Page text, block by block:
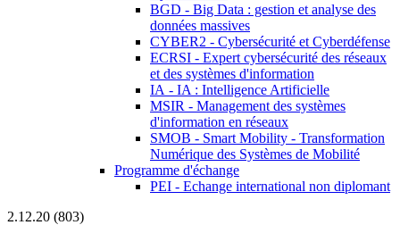
BGD - Big Data : gestion et analyse des
données massives
CYBER2 - Cybersécurité et Cyberdéfense
ECRSI - Expert cybersécurité des réseaux
et des systèmes d'information
IA - IA : Intelligence Artificielle
MSIR - Management des systèmes
d'information en réseaux
SMOB - Smart Mobility - Transformation
Numérique des Systèmes de Mobilité
Programme d'échange
PEI - Echange international non diplomant
2.12.20 (803)